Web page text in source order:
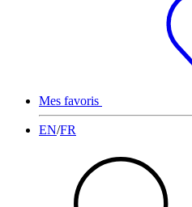
Mes favoris
EN/FR